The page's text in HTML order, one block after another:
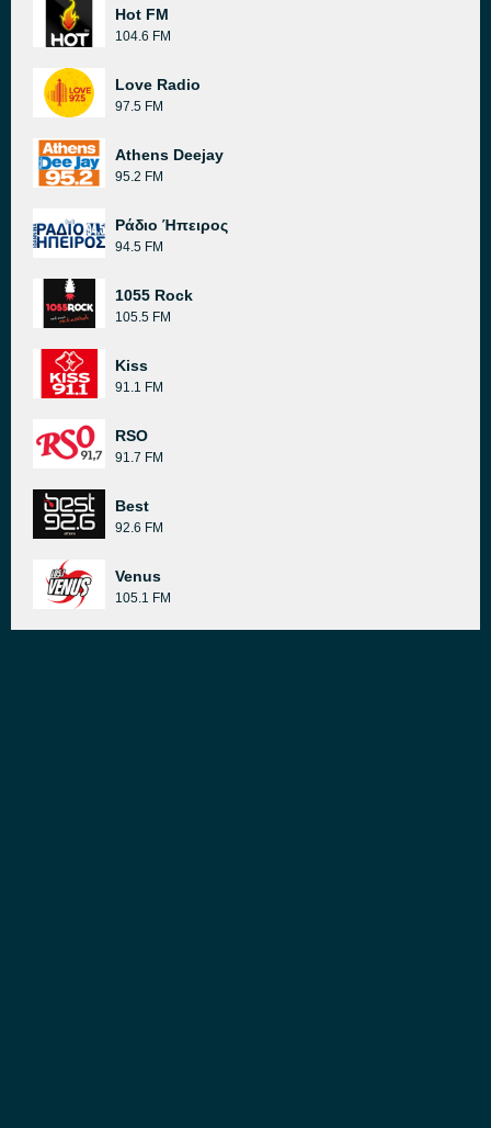
Hot FM
104.6 FM
Love Radio
97.5 FM
Athens Deejay
95.2 FM
Ράδιο Ήπειρος
94.5 FM
1055 Rock
105.5 FM
Kiss
91.1 FM
RSO
91.7 FM
Best
92.6 FM
Venus
105.1 FM